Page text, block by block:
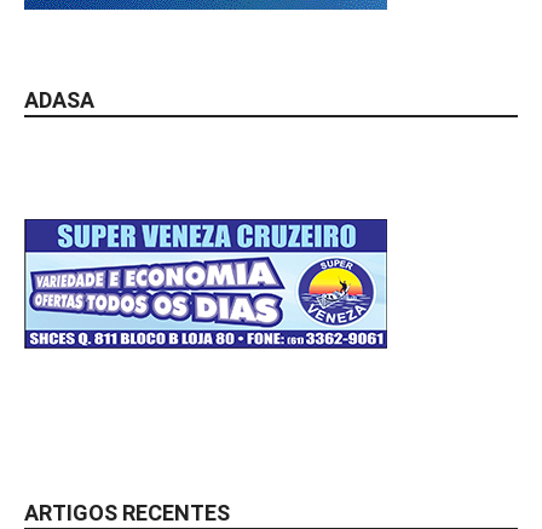
ADASA
ARTIGOS RECENTES